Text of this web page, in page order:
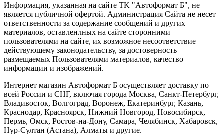
Информация, указанная на сайте TK "Автоформат Б", не
является публичной офертой. Администрация Сайта не несет
ответственности за содержание сообщений и других
материалов, оставленлных на сайте сторонними
пользователями на сайте, их возможное несоответствие
действующему законодательству, за достоверность
размещаемых Пользователями материалов, качество
информации и изображений.
Интернет магазин Автоформат Б осуществляет доставку по
всей России и СНГ, включая города Москва, Санкт-Петербург,
Владивосток, Волгоград, Воронеж, Екатеринбург, Казань,
Краснодар, Красноярск, Нижний Новгород, Новосибирск,
Пермь, Омск, Ростов-на-Дону, Самара, Челябинск, Хабаровск,
Нур-Султан (Астана), Алматы и другие.